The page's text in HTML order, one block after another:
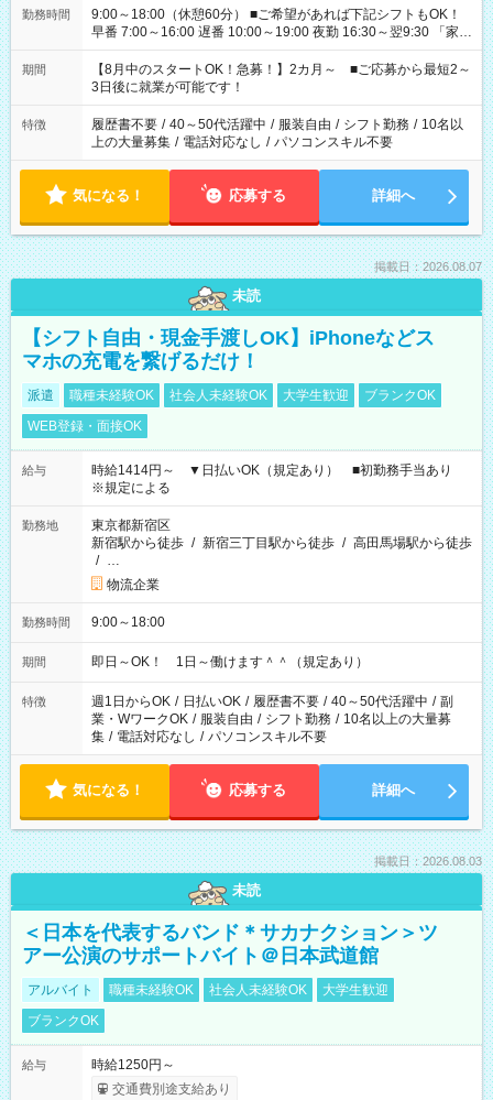
勤務時間
9:00～18:00（休憩60分） ■ご希望があれば下記シフトもOK！
早番 7:00～16:00 遅番 10:00～19:00 夜勤 16:30～翌9:30 「家族
と休みを合わせたい」 「余裕を持って夕飯の準備がしたい」
「できれば残業はしたくない」 など、ご希望を教えてください
ね。 ※Wワーク希望の方へ 今ご覧のお仕事で希望する勤務時間
と、もう1つのお仕事の勤務時間。 合計で週40時間を超える場
合は応募できません。
期間
【8月中のスタートOK！急募！】2カ月～ ■ご応募から最短2～
3日後に就業が可能です！
特徴 履歴書不要 / 40～50代活躍中 / 服装自由 / シフト勤務 / 10名以
上の大量募集 / 電話対応なし / パソコンスキル不要
気になる！ 応募する 詳細へ
掲載日：2026.08.07
未読
【シフト自由・現金手渡しOK】iPhoneなどス
マホの充電を繋げるだけ！
派遣 職種未経験OK 社会人未経験OK 大学生歓迎
ブランクOK
WEB登録・面接OK
給与
時給1414円～ ▼日払いOK（規定あり） ■初勤務手当あり
※規定による
勤務地
東京都新宿区
新宿駅から徒歩 / 新宿三丁目駅から徒歩 / 高田馬場駅から徒歩
/ …
物流企業
勤務時間 9:00～18:00
期間 即日～OK！ 1日～働けます＾＾（規定あり）
特徴 週1日からOK / 日払いOK / 履歴書不要 / 40～50代活躍中 / 副
業・WワークOK / 服装自由 / シフト勤務 / 10名以上の大量募
集 / 電話対応なし / パソコンスキル不要
気になる！ 応募する 詳細へ
掲載日：2026.08.03
未読
＜日本を代表するバンド＊サカナクション＞ツ
アー公演のサポートバイト＠日本武道館
アルバイト 職種未経験OK 社会人未経験OK
大学生歓迎
ブランクOK
給与
時給1250円～
交通費別途支給あり